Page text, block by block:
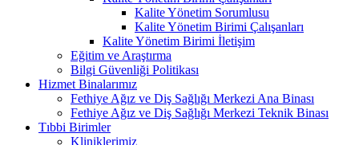
Kalite Yönetim Sorumlusu
Kalite Yönetim Birimi Çalışanları
Kalite Yönetim Birimi İletişim
Eğitim ve Araştırma
Bilgi Güvenliği Politikası
Hizmet Binalarımız
Fethiye Ağız ve Diş Sağlığı Merkezi Ana Binası
Fethiye Ağız ve Diş Sağlığı Merkezi Teknik Binası
Tıbbi Birimler
Kliniklerimiz